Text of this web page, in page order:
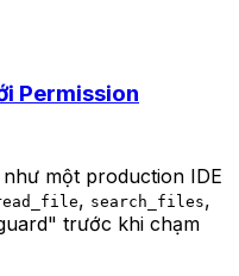
Permission
một production IDE
, search_files,
trước khi chạm